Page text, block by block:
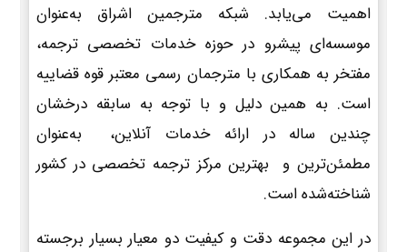
اهمیت می‌یابد. شبکه مترجمین اشراق به‌عنوان
موسسه‌ای پیشرو در حوزه خدمات تخصصی ترجمه،
مفتخر به همکاری با مترجمان رسمی معتبر قوه قضاییه
است. به همین دلیل و با توجه به سابقه درخشان
چندین ساله در ارائه خدمات آنلاین، به‌عنوان
مطمئن‌ترین و بهترین مرکز ترجمه تخصصی در کشور
شناخته‌شده است.
در این مجموعه دقت و کیفیت دو معیار بسیار برجسته